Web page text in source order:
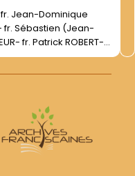
fr. Sébastien (Jean-
fr. Patrick ROBERT-
VRECK- fr.